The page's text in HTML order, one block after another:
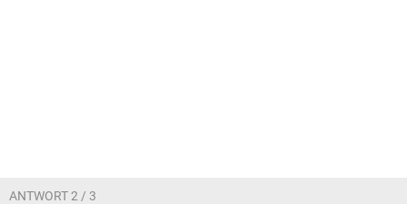
ANTWORT 2 / 3